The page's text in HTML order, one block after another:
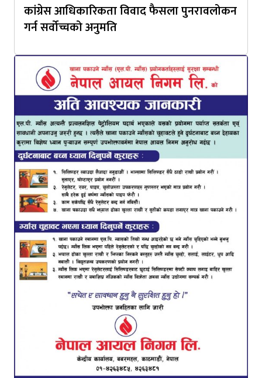
कांग्रेस आधिकारिकता विवाद फैसला पुनरावलोकन
गर्न सर्वोच्चको अनुमति